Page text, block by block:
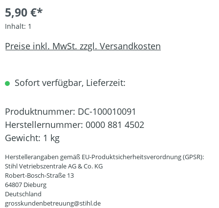
5,90 €*
Inhalt: 1
Preise inkl. MwSt. zzgl. Versandkosten
Sofort verfügbar, Lieferzeit:
Produktnummer: DC-100010091
Herstellernummer: 0000 881 4502
Gewicht: 1 kg
Herstellerangaben gemäß EU-Produktsicherheitsverordnung (GPSR):
Stihl Vetriebszentrale AG & Co. KG
Robert-Bosch-Straße 13
64807 Dieburg
Deutschland
grosskundenbetreuung@stihl.de